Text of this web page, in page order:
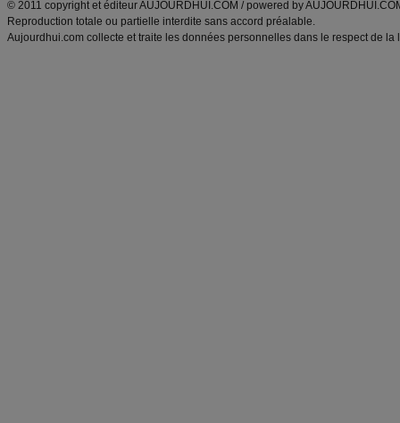
© 2011 copyright et éditeur AUJOURDHUI.COM / powered by
Reproduction totale ou partielle interdite sans accord préalable.
Aujourdhui.com collecte et traite les données personnelles dans le respect de